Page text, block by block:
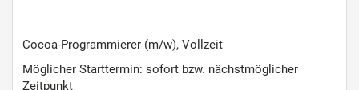
Cocoa-Programmierer (m/w), Vollzeit
Möglicher Starttermin: sofort bzw. nächstmöglicher
Zeitpunkt